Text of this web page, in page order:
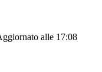
alle 17:08